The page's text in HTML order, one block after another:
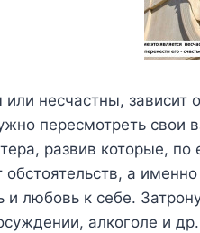
несчастны, зависит
пересмотреть свои
развив которые,
обстоятельств, а
и любовь к себе.
алкоголе и